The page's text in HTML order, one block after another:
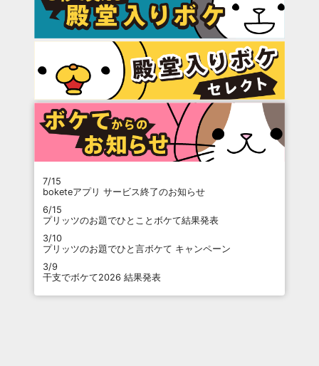
7/15
boketeアプリ サービス終了のお知らせ
6/15
プリッツのお題でひとことボケて結果発表
3/10
プリッツのお題でひと言ボケて キャンペーン
3/9
干支でボケて2026 結果発表